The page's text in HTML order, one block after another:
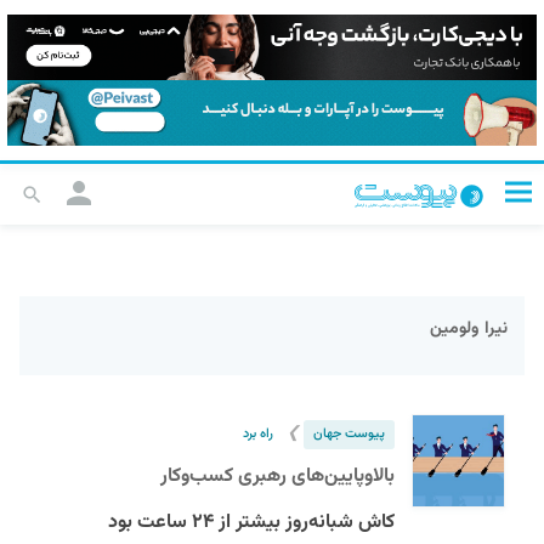
نیرا ولومین
پیوست جهان ❯ راه برد
بالاوپایین‌های رهبری کسب‌وکار
کاش شبانه‌روز بیشتر از ۲۴ ساعت بود